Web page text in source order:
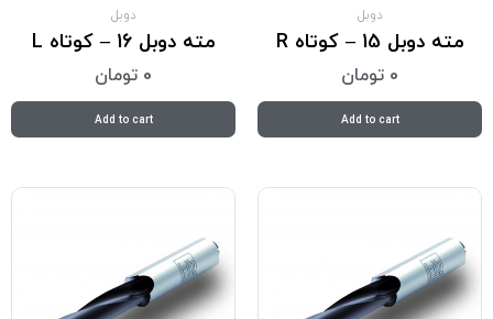
دوبل
مته دوبل 15 – کوتاه R
0 تومان
Add to cart
دوبل
مته دوبل 16 – کوتاه L
0 تومان
Add to cart